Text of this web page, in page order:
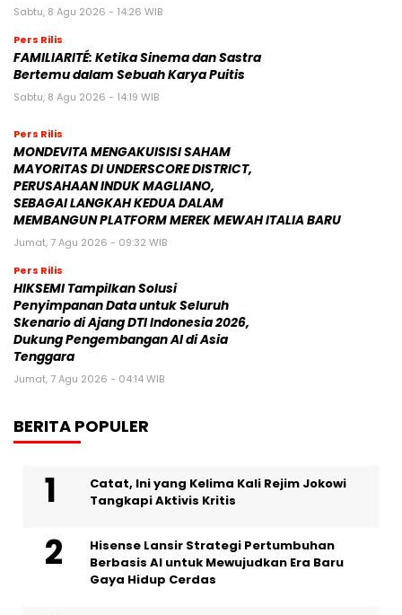
Sabtu, 8 Agu 2026 - 14:26 WIB
Pers Rilis
FAMILIARITÉ: Ketika Sinema dan Sastra
Bertemu dalam Sebuah Karya Puitis
Sabtu, 8 Agu 2026 - 14:19 WIB
Pers Rilis
MONDEVITA MENGAKUISISI SAHAM
MAYORITAS DI UNDERSCORE DISTRICT,
PERUSAHAAN INDUK MAGLIANO,
SEBAGAI LANGKAH KEDUA DALAM
MEMBANGUN PLATFORM MEREK MEWAH ITALIA BARU
Jumat, 7 Agu 2026 - 09:32 WIB
Pers Rilis
HIKSEMI Tampilkan Solusi
Penyimpanan Data untuk Seluruh
Skenario di Ajang DTI Indonesia 2026,
Dukung Pengembangan AI di Asia
Tenggara
Jumat, 7 Agu 2026 - 04:14 WIB
BERITA POPULER
Catat, Ini yang Kelima Kali Rejim Jokowi
Tangkapi Aktivis Kritis
Hisense Lansir Strategi Pertumbuhan
Berbasis AI untuk Mewujudkan Era Baru
Gaya Hidup Cerdas